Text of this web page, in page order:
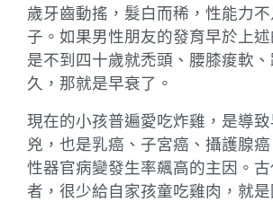
歲牙齒動搖，髮白而稀，性能力
子。如果男性朋友的發育早於上
是不到四十歲就禿頭、腰膝痠軟
久，那就是早衰了。
現在的小孩普遍愛吃炸雞，是導
兇，也是乳癌、子宮癌、攝護腺
性器官病變發生率飆高的主因。
者，很少給自家孩童吃雞肉，就